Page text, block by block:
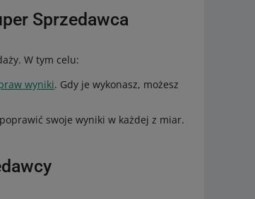
Sprzedawca
W tym celu:
wyniki. Gdy je wykonasz, możesz
swoje wyniki w każdej z miar.